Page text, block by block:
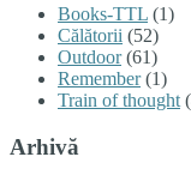
Books-TTL (1)
Călătorii (52)
Outdoor(61)
Remember(1)
Train of thought
Arhivă